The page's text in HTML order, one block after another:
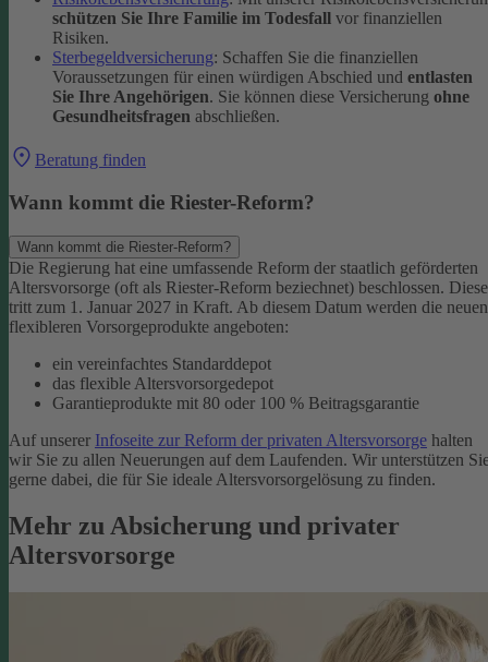
schützen Sie Ihre Familie im Todesfall vor finanziellen
Risiken.
Sterbegeldversicherung: Schaffen Sie die finanziellen
Voraussetzungen für einen würdigen Abschied und entlasten
Sie Ihre Angehörigen. Sie können diese Versicherung ohne
Gesundheitsfragen abschließen.
Beratung finden
Wann kommt die Riester-Reform?
Wann kommt die Riester-Reform?
Die Regierung hat eine umfassende Reform der staatlich geförderten
Altersvorsorge (oft als Riester-Reform beziechnet) beschlossen. Diese
tritt zum 1. Januar 2027 in Kraft. Ab diesem Datum werden die
flexibleren Vorsorgeprodukte angeboten:
ein vereinfachtes Standarddepot
das flexible Altersvorsorgedepot
Garantieprodukte mit 80 oder 100 % Beitragsgarantie
Auf unserer Infoseite zur Reform der privaten Altersvorsorge halten
wir Sie zu allen Neuerungen auf dem Laufenden. Wir unterstützen
gerne dabei, die für Sie ideale Altersvorsorgelösung zu finden.
Mehr zu Absicherung und privater
Altersvorsorge